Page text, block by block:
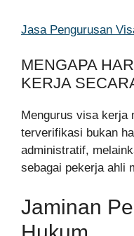
Jasa Pengurusan
MENGAPA
KERJA
Mengurus visa kerja
terverifikasi bukan
administratif,
sebagai pekerja ahli
Jaminan